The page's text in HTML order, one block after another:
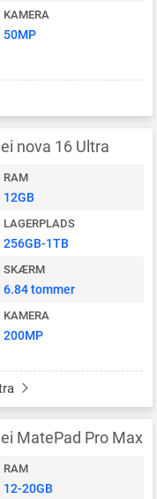
KAMERA
50MP
nova 16 Ultra
RAM
12GB
LAGERPLADS
256GB-1TB
SKÆRM
6.84 tommer
KAMERA
200MP
MatePad Pro Max
RAM
12-20GB